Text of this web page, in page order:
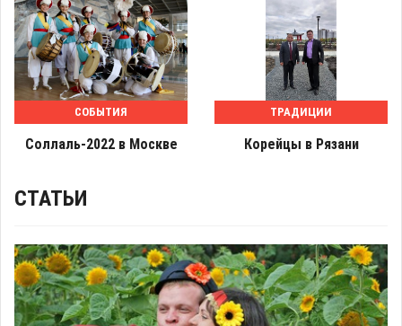
СОБЫТИЯ
Соллаль-2022 в Москве
ТРАДИЦИИ
Корейцы в Рязани
СТАТЬИ